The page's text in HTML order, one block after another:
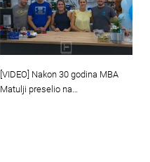
[VIDEO] Nakon 30 godina MBA
Matulji preselio na…